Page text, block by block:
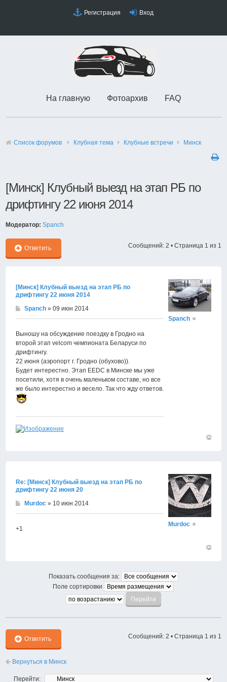
Регистрация Вход
На главную Фотоархив FAQ
Список форумов Клубная тема Клубные встречи Минск
[Минск] Клубный выезд на этап РБ по
дрифтингу 22 июня 2014
Модератор: Spanch
Ответить Сообщений: 2 • Страница 1 из 1
[Минск] Клубный выезд на этап РБ по
дрифтингу 22 июня 2014
Spanch » 09 июн 2014
Выношу на обсуждение поездку в Гродно на
второй этап velcom чемпионата Беларуси по
дрифтингу.
22 июня (аэропорт г. Гродно (обухово)).
Будет интерестно. Этап EEDC в Минске мы уже
посетили, хотя в очень маленьком составе, но все
же было интерестно и весело. Так что жду ответов.
Spanch
Re: [Минск] Клубный выезд на этап РБ по
дрифтингу 22 июня 20
Murdoc » 10 июн 2014
+1
Murdoc
Показать сообщения за:
Поле сортировки
Ответить Сообщений: 2 • Страница 1 из 1
Вернуться в Минск
Перейти: